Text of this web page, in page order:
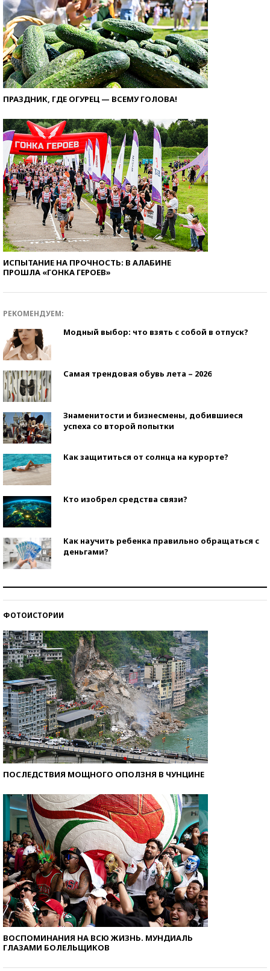
ПРАЗДНИК, ГДЕ ОГУРЕЦ — ВСЕМУ ГОЛОВА!
ИСПЫТАНИЕ НА ПРОЧНОСТЬ: В АЛАБИНЕ
ПРОШЛА «ГОНКА ГЕРОЕВ»
РЕКОМЕНДУЕМ:
Модный выбор: что взять с собой в отпуск?
Самая трендовая обувь лета – 2026
Знаменитости и бизнесмены, добившиеся
успеха со второй попытки
Как защититься от солнца на курорте?
Кто изобрел средства связи?
Как научить ребенка правильно обращаться с
деньгами?
ФОТОИСТОРИИ
ПОСЛЕДСТВИЯ МОЩНОГО ОПОЛЗНЯ В ЧУНЦИНЕ
ВОСПОМИНАНИЯ НА ВСЮ ЖИЗНЬ. МУНДИАЛЬ
ГЛАЗАМИ БОЛЕЛЬЩИКОВ